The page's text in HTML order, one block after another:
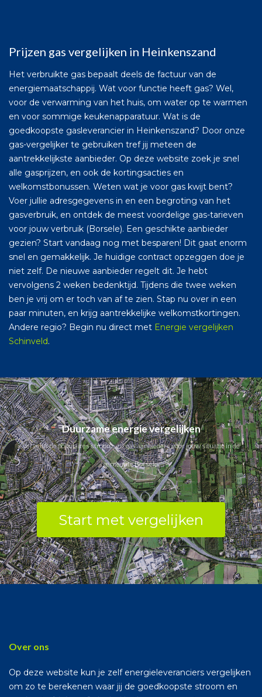
Prijzen gas vergelijken in Heinkenszand
Het verbruikte gas bepaalt deels de factuur van de
energiemaatschappij. Wat voor functie heeft gas? Wel,
voor de verwarming van het huis, om water op te warmen
en voor sommige keukenapparatuur. Wat is de
goedkoopste gasleverancier in Heinkenszand? Door onze
gas-vergelijker te gebruiken tref jij meteen de
aantrekkelijkste aanbieder. Op deze website zoek je snel
alle gasprijzen, en ook de kortingsacties en
welkomstbonussen. Weten wat je voor gas kwijt bent?
Voer jullie adresgegevens in en een begroting van het
gasverbruik, en ontdek de meest voordelige gas-tarieven
voor jouw verbruik (Borsele). Een geschikte aanbieder
gezien? Start vandaag nog met besparen! Dit gaat enorm
snel en gemakkelijk. Je huidige contract opzeggen doe je
niet zelf. De nieuwe aanbieder regelt dit. Je hebt
vervolgens 2 weken bedenktijd. Tijdens die twee weken
ben je vrij om er toch van af te zien. Stap nu over in een
paar minuten, en krijg aantrekkelijke welkomstkortingen.
Andere regio? Begin nu direct met Energie vergelijken
Schinveld.
Duurzame energie vergelijken
Vergelijk de populaires stroom- en gas aanbieders voor jouw situatie in de
gemeente Borsele.
Start met vergelijken
Over ons
Op deze website kun je zelf energieleveranciers vergelijken
om zo te berekenen waar jij de goedkoopste stroom en